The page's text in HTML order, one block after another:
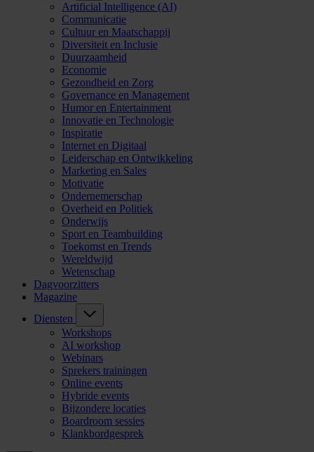
Artificial Intelligence (AI)
Communicatie
Cultuur en Maatschappij
Diversiteit en Inclusie
Duurzaamheid
Economie
Gezondheid en Zorg
Governance en Management
Humor en Entertainment
Innovatie en Technologie
Inspiratie
Internet en Digitaal
Leiderschap en Ontwikkeling
Marketing en Sales
Motivatie
Ondernemerschap
Overheid en Politiek
Onderwijs
Sport en Teambuilding
Toekomst en Trends
Wereldwijd
Wetenschap
Dagvoorzitters
Magazine
Diensten
Workshops
AI workshop
Webinars
Sprekers trainingen
Online events
Hybride events
Bijzondere locaties
Boardroom sessies
Klankbordgesprek